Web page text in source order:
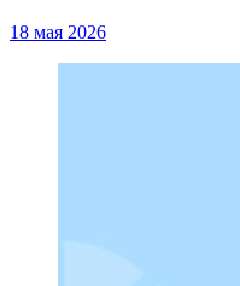
18 мая 2026